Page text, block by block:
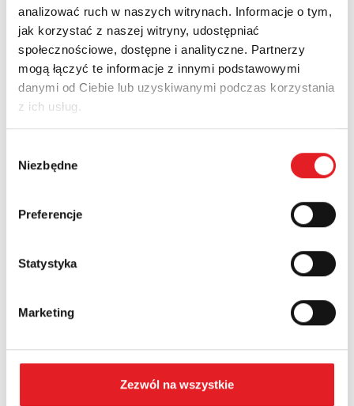
analizować ruch w naszych witrynach. Informacje o tym,
jak korzystać z naszej witryny, udostępniać
społecznościowe, dostępne i analityczne. Partnerzy
mogą łączyć te informacje z innymi podstawowymi
danymi od Ciebie lub uzyskiwanymi podczas korzystania
z ich usług.
zgody
Niezbędne
Preferencje
Statystyka
Marketing
Zezwól na wszystkie
Zapytaj o szczegóły oferty
Imię i nazwisko: *
Nazwa firmy:
Województwo: